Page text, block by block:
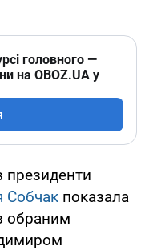
головного —
на OBOZ.UA у
президенти
Собчак показала
обраним